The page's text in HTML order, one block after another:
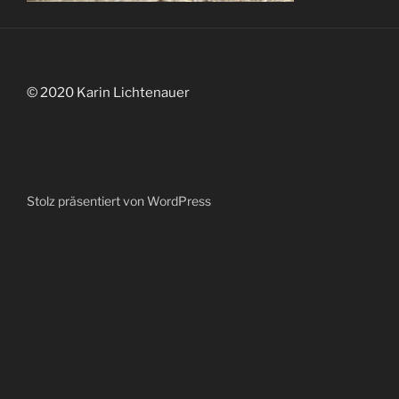
© 2020 Karin Lichtenauer
Stolz präsentiert von WordPress